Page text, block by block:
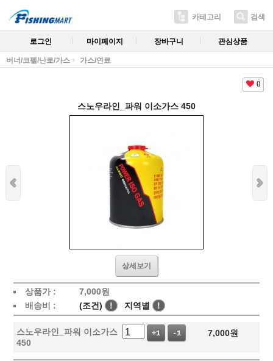
카테고리 검색
로그인 마이페이지 장바구니 관심상품
버너/코펠/난로/가스 가스/연료
0
스노우라인_파워 이소가스 450
상세보기
상품가 : 7,000원
배송비 :
(조건) ! 지역별 !
스노우라인_파워 이소가스
450
+1 -1 7,000원